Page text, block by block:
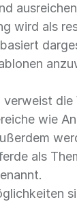
wird als
verweist
wie
als